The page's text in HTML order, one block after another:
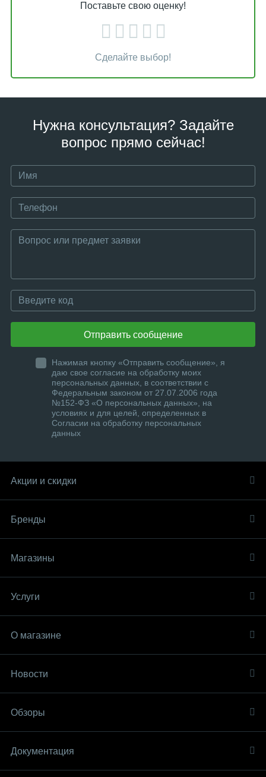
Поставьте свою оценку!
Сделайте выбор!
Нужна консультация? Задайте
вопрос прямо сейчас!
Отправить сообщение
Нажимая кнопку «Отправить сообщение», я
даю свое согласие на обработку моих
персональных данных, в соответствии с
Федеральным законом от 27.07.2006 года
№152-ФЗ «О персональных данных», на
условиях и для целей, определенных в
Согласии на обработку персональных
данных
Акции и скидки
Бренды
Магазины
Услуги
О магазине
Новости
Обзоры
Документация